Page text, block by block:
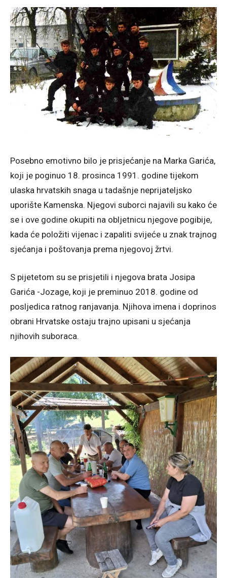
Posebno emotivno bilo je prisjećanje na Marka Garića,
koji je poginuo 18. prosinca 1991. godine tijekom
ulaska hrvatskih snaga u tadašnje neprijateljsko
uporište Kamenska. Njegovi suborci najavili su kako će
se i ove godine okupiti na obljetnicu njegove pogibije,
kada će položiti vijenac i zapaliti svijeće u znak trajnog
sjećanja i poštovanja prema njegovoj žrtvi.
S pijetetom su se prisjetili i njegova brata Josipa
Garića -Jozage, koji je preminuo 2018. godine od
posljedica ratnog ranjavanja. Njihova imena i doprinos
obrani Hrvatske ostaju trajno upisani u sjećanja
njihovih suboraca.